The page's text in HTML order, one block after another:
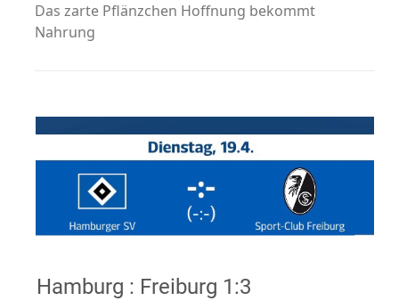
Das zarte Pflänzchen Hoffnung bekommt
Nahrung
Hamburg : Freiburg 1:3